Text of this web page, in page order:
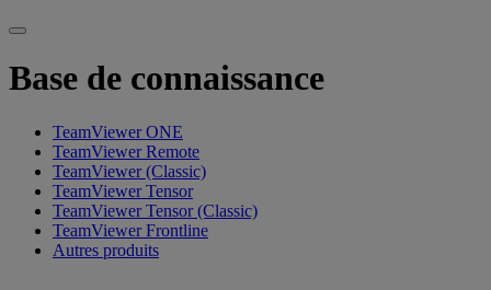
Base de connaissance
TeamViewer ONE
TeamViewer Remote
TeamViewer (Classic)
TeamViewer Tensor
TeamViewer Tensor (Classic)
TeamViewer Frontline
Autres produits